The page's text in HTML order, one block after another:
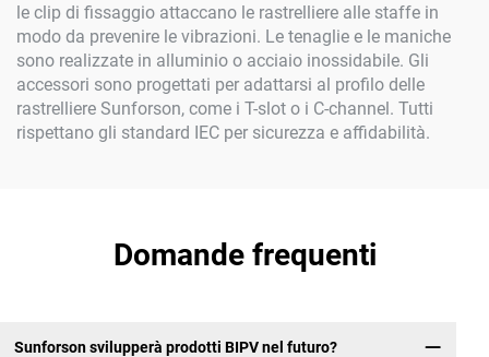
le clip di fissaggio attaccano le rastrelliere alle staffe in
modo da prevenire le vibrazioni. Le tenaglie e le maniche
sono realizzate in alluminio o acciaio inossidabile. Gli
accessori sono progettati per adattarsi al profilo delle
rastrelliere Sunforson, come i T-slot o i C-channel. Tutti
rispettano gli standard IEC per sicurezza e affidabilità.
Domande frequenti
Sunforson svilupperà prodotti BIPV nel futuro?